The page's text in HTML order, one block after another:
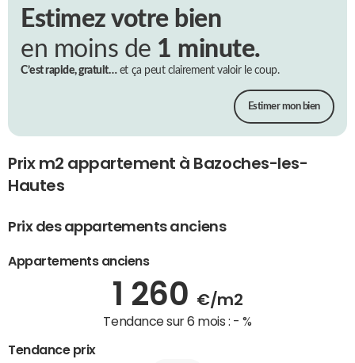
Estimez votre bien
en moins de 1 minute.
C’est rapide, gratuit…et ça peut clairement valoir le coup.
Estimer mon bien
Prix m2 appartement à Bazoches-les-
Hautes
Prix des appartements anciens
Appartements anciens
1 260 €/m2
Tendance sur 6 mois : - %
Tendance prix